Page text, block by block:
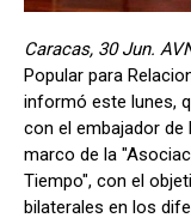
Caracas, 30 Jun.
Popular para
informó este lunes,
con el embajador de
marco de la
Tiempo", con el
bilaterales en los